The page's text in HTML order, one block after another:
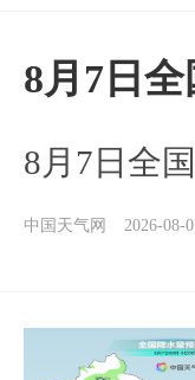
8月7日
8月7日全
中国天气网 2026-08-